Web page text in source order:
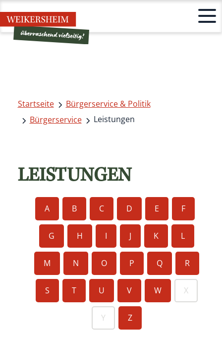
Startseite
Bürgerservice & Politik
Bürgerservice
Leistungen
LEISTUNGEN
A B C D E F
G H I J K L
M N O P Q R
S T U V W X
Y Z